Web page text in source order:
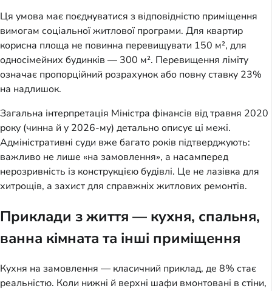
Ця умова має поєднуватися з відповідністю приміщення
вимогам соціальної житлової програми. Для квартир
корисна площа не повинна перевищувати 150 м², для
односімейних будинків — 300 м². Перевищення ліміту
означає пропорційний розрахунок або повну ставку 23%
на надлишок.
Загальна інтерпретація Міністра фінансів від травня 2020
року (чинна й у 2026-му) детально описує ці межі.
Адміністративні суди вже багато років підтверджують:
важливо не лише «на замовлення», а насамперед
нерозривність із конструкцією будівлі. Це не лазівка для
хитрощів, а захист для справжніх житлових ремонтів.
Приклади з життя — кухня, спальня,
ванна кімната та інші приміщення
Кухня на замовлення — класичний приклад, де 8% стає
реальністю. Коли нижні й верхні шафи вмонтовані в стіни,